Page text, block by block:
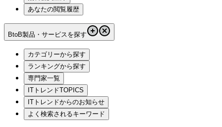
あなたの閲覧履歴
BtoB製品・サービスを探す
カテゴリーから探す
ランキングから探す
専門家一覧
ITトレンドTOPICS
ITトレンドからのお知らせ
よく検索されるキーワード